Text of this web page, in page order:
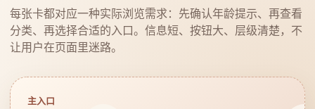
每张卡都对应一种实际浏览需求：先确认年龄提示、再查看
分类、再选择合适的入口。信息短、按钮大、层级清楚，不
让用户在页面里迷路。
主入口